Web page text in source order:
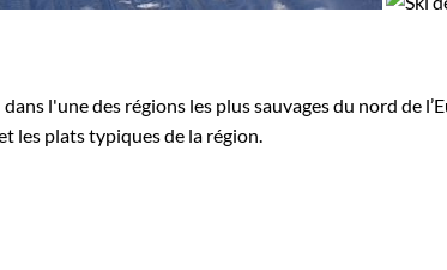
l'une des régions les plus sauvages du nord de
les plats typiques de la région.